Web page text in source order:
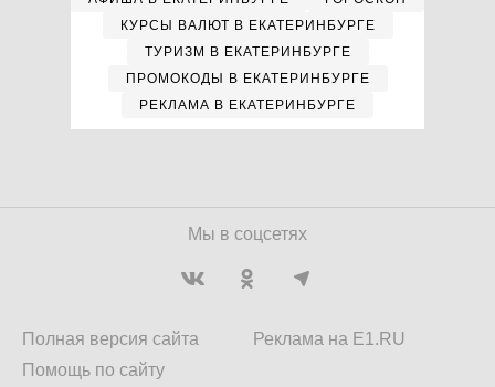
КУРСЫ ВАЛЮТ В ЕКАТЕРИНБУРГЕ
ТУРИЗМ В ЕКАТЕРИНБУРГЕ
ПРОМОКОДЫ В ЕКАТЕРИНБУРГЕ
РЕКЛАМА В ЕКАТЕРИНБУРГЕ
Мы в соцсетях
Полная версия сайта
Помощь по сайту
Реклама на E1.RU